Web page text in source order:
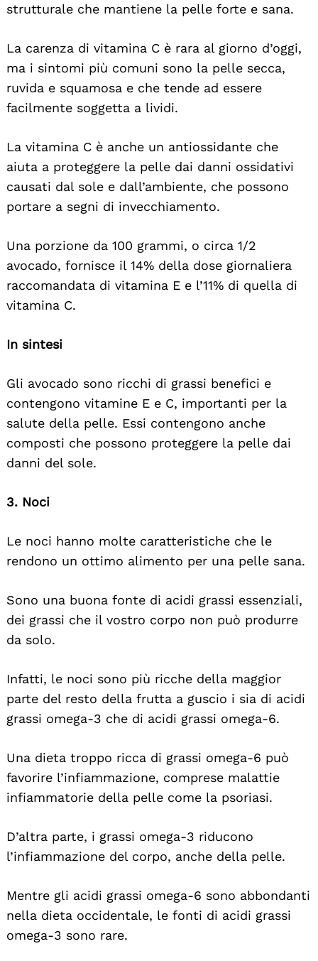
strutturale che mantiene la pelle forte e sana.
La carenza di vitamina C è rara al giorno d’oggi,
ma i sintomi più comuni sono la pelle secca,
ruvida e squamosa e che tende ad essere
facilmente soggetta a lividi.
La vitamina C è anche un antiossidante che
aiuta a proteggere la pelle dai danni ossidativi
causati dal sole e dall’ambiente, che possono
portare a segni di invecchiamento.
Una porzione da 100 grammi, o circa 1/2
avocado, fornisce il 14% della dose giornaliera
raccomandata di vitamina E e l’11% di quella di
vitamina C.
In sintesi
Gli avocado sono ricchi di grassi benefici e
contengono vitamine E e C, importanti per la
salute della pelle. Essi contengono anche
composti che possono proteggere la pelle dai
danni del sole.
3. Noci
Le noci hanno molte caratteristiche che le
rendono un ottimo alimento per una pelle sana.
Sono una buona fonte di acidi grassi essenziali,
dei grassi che il vostro corpo non può produrre
da solo.
Infatti, le noci sono più ricche della maggior
parte del resto della frutta a guscio i sia di acidi
grassi omega-3 che di acidi grassi omega-6.
Una dieta troppo ricca di grassi omega-6 può
favorire l’infiammazione, comprese malattie
infiammatorie della pelle come la psoriasi.
D’altra parte, i grassi omega-3 riducono
l’infiammazione del corpo, anche della pelle.
Mentre gli acidi grassi omega-6 sono abbondanti
nella dieta occidentale, le fonti di acidi grassi
omega-3 sono rare.